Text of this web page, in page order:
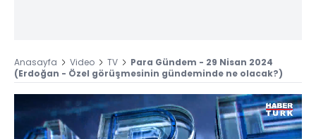
Anasayfa Video TV
Para Gündem - 29 Nisan 2024
(Erdoğan - Özel görüşmesinin gündeminde ne olacak?)